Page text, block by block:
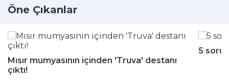
Öne Çıkanlar
Mısır mumyasının içinden 'Truva' destanı
çıktı!
5